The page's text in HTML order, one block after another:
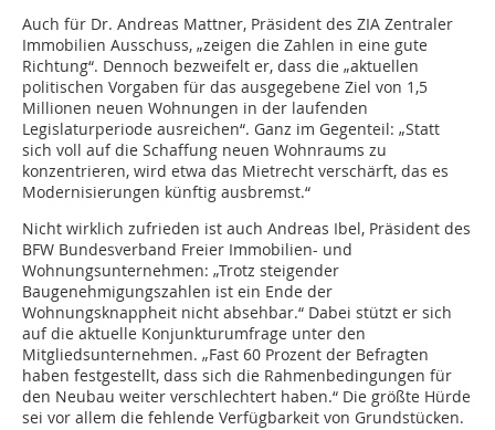
Auch für Dr. Andreas Mattner, Präsident des ZIA Zentraler
Immobilien Ausschuss, „zeigen die Zahlen in eine gute
Richtung“. Dennoch bezweifelt er, dass die „aktuellen
politischen Vorgaben für das ausgegebene Ziel von 1,5
Millionen neuen Wohnungen in der laufenden
Legislaturperiode ausreichen“. Ganz im Gegenteil: „Statt
sich voll auf die Schaffung neuen Wohnraums zu
konzentrieren, wird etwa das Mietrecht verschärft, das es
Modernisierungen künftig ausbremst.“
Nicht wirklich zufrieden ist auch Andreas Ibel, Präsident des
BFW Bundesverband Freier Immobilien- und
Wohnungsunternehmen: „Trotz steigender
Baugenehmigungszahlen ist ein Ende der
Wohnungsknappheit nicht absehbar.“ Dabei stützt er sich
auf die aktuelle Konjunkturumfrage unter den
Mitgliedsunternehmen. „Fast 60 Prozent der Befragten
haben festgestellt, dass sich die Rahmenbedingungen für
den Neubau weiter verschlechtert haben.“ Die größte Hürde
sei vor allem die fehlende Verfügbarkeit von Grundstücken.